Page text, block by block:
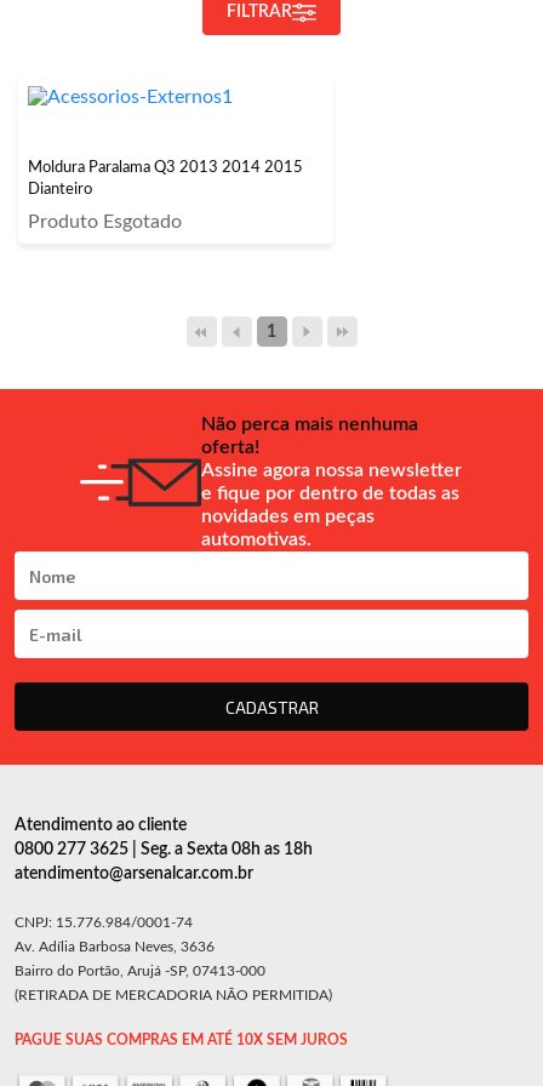
FILTRAR
Moldura Paralama Q3 2013 2014 2015
Dianteiro
Produto Esgotado
1
Não perca mais nenhuma
oferta!
Assine agora nossa newsletter
e fique por dentro de todas as
novidades em peças
automotivas.
CADASTRAR
Atendimento ao cliente
0800 277 3625 | Seg. a Sexta 08h as 18h
atendimento@arsenalcar.com.br
CNPJ: 15.776.984/0001-74
Av. Adília Barbosa Neves, 3636
Bairro do Portão, Arujá -SP, 07413-000
(RETIRADA DE MERCADORIA NÃO PERMITIDA)
PAGUE SUAS COMPRAS EM ATÉ 10X SEM JUROS